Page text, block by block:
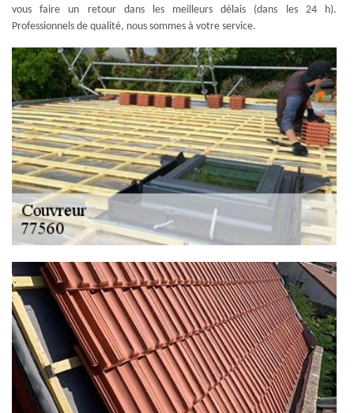
vous faire un retour dans les meilleurs délais (dans les 24 h).
Professionnels de qualité, nous sommes à votre service.